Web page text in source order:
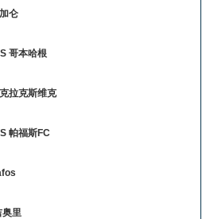
仑
哥本哈根
拉克斯维克
帕福斯FC
奥里